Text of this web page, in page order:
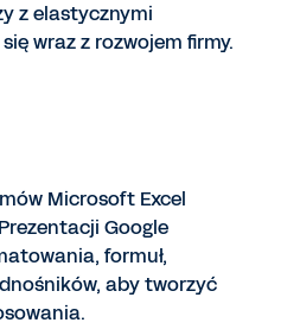
z elastycznymi
wraz z rozwojem firmy.
Microsoft Excel
Google
formuł,
aby tworzyć